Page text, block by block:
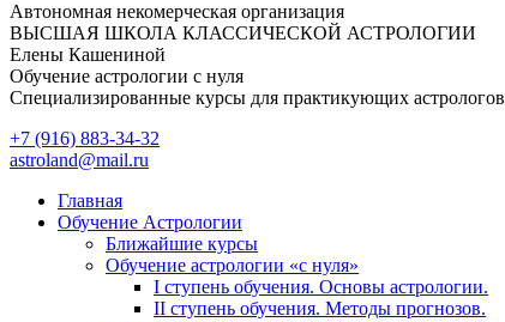
Автономная некомерческая организация
ВЫСШАЯ ШКОЛА КЛАССИЧЕСКОЙ АСТРОЛОГИИ
Елены Кашениной
Обучение астрологии с нуля
Специализированные курсы для практикующих астрологов
+7 (916) 883-34-32
astroland@mail.ru
Главная
Обучение Астрологии
Ближайшие курсы
Обучение астрологии «с нуля»
I ступень обучения. Основы астрологии.
II ступень обучения. Методы прогнозов.